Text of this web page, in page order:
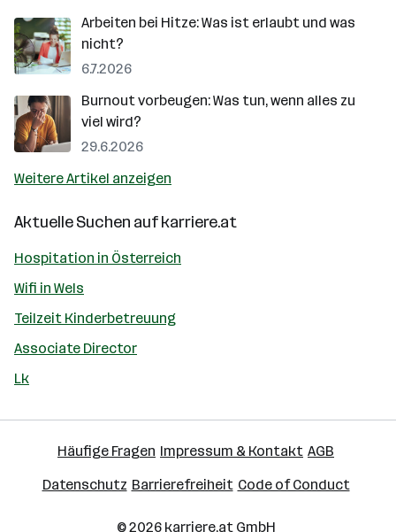
Arbeiten bei Hitze: Was ist erlaubt und was
nicht?
6.7.2026
Burnout vorbeugen: Was tun, wenn alles zu
viel wird?
29.6.2026
Weitere Artikel anzeigen
Aktuelle Suchen aufkarriere.at
Hospitation in Österreich
Wifi in Wels
Teilzeit Kinderbetreuung
Associate Director
Lk
Häufige Fragen Impressum & Kontakt AGB
Datenschutz Barrierefreiheit Code of Conduct
© 2026 karriere.atGmbH